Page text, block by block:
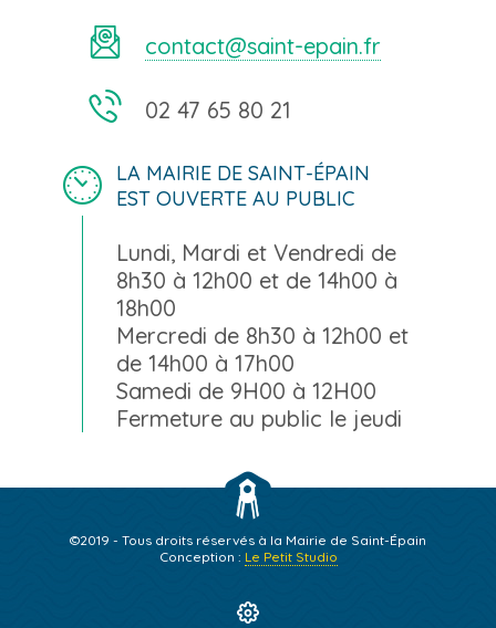
contact@saint-epain.fr
02 47 65 80 21
LA MAIRIE DE SAINT-ÉPAIN
EST OUVERTE AU PUBLIC
Lundi, Mardi et Vendredi de
8h30 à 12h00 et de 14h00 à
18h00
Mercredi de 8h30 à 12h00 et
de 14h00 à 17h00
Samedi de 9H00 à 12H00
Fermeture au public le jeudi
©2019 - Tous droits réservés à la Mairie de Saint-Épain
Conception : Le Petit Studio